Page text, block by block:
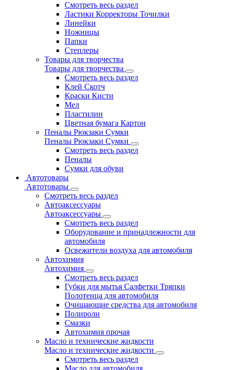
Смотреть весь раздел
Ластики Корректоры Точилки
Линейки
Ножницы
Папки
Степлеры
Товары для творчества
Товары для творчества
Смотреть весь раздел
Клей Скотч
Краски Кисти
Мел
Пластилин
Цветная бумага Картон
Пеналы Рюкзаки Сумки
Пеналы Рюкзаки Сумки
Смотреть весь раздел
Пеналы
Сумки для обуви
Автотовары
Автотовары
Смотреть весь раздел
Автоаксессуары
Автоаксессуары
Смотреть весь раздел
Оборудование и принадлежности для
автомобиля
Освежители воздуха для автомобиля
Автохимия
Автохимия
Смотреть весь раздел
Губки для мытья Салфетки Тряпки
Полотенца для автомобиля
Очищающие средства для автомобиля
Полироли
Смазки
Автохимия прочая
Масло и технические жидкости
Масло и технические жидкости
Смотреть весь раздел
Масло для автомобиля